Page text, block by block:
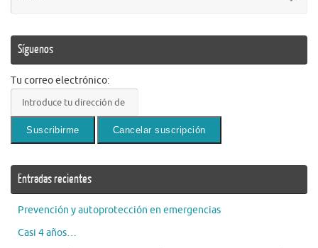
Síguenos
Tu correo electrónico:
Entradas recientes
Prevención y autoprotección en emergencias
Casi 4 años…